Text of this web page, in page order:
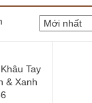
Tay
& Xanh